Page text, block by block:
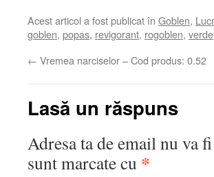
Acest articol a fost publicat în Goblen,
goblen, popas, revigorant, rogoblen, verde
← Vremea narciselor – Cod produs: 0.52
Lasă un răspuns
Adresa ta de email nu va
sunt marcate cu *